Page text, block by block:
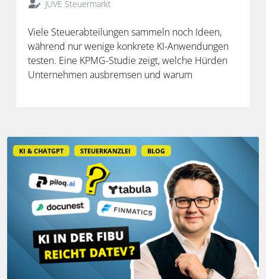
JUVE Steuermarkt
Viele Steuerabteilungen sammeln noch Ideen,
während nur wenige konkrete KI-Anwendungen
testen. Eine KPMG-Studie zeigt, welche Hürden
Unternehmen ausbremsen und warum
KI & CHATGPT STEUERKANZLEI BLOG